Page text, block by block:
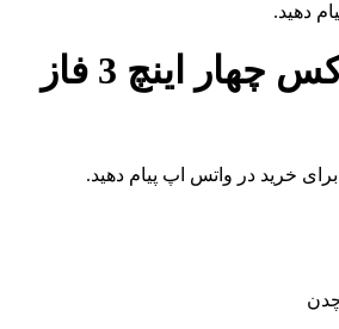
دهید.
پمپ آب پنتاکس چهار اینچ 3 فاز
خرید در واتس اپ پیام دهید.